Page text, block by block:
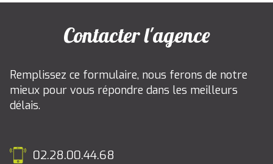
Contacter l'agence
Remplissez ce formulaire, nous ferons de notre
mieux pour vous répondre dans les meilleurs
délais.
02.28.00.44.68